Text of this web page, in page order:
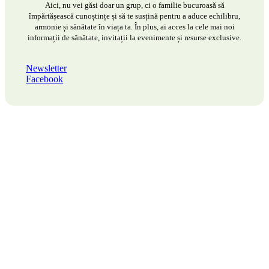
Aici, nu vei găsi doar un grup, ci o familie bucuroasă să
împărtășească cunoștințe și să te susțină pentru a aduce echilibru,
armonie și sănătate în viața ta. În plus, ai acces la cele mai noi
informații de sănătate, invitații la evenimente și resurse exclusive.
Newsletter
Facebook